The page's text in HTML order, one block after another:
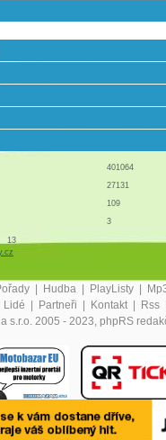
401064
27131
109
3
13
| Hudba | PlayListy |
Lidé | Partneři | Kontakt | Rss
s.r.o. 2005 - 2023, phpRS